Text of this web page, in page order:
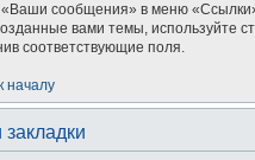
сообщения» в меню
вами темы, используйте
соответствующие поля.
началу